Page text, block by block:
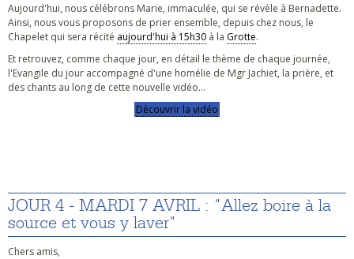
Aujourd'hui, nous célébrons Marie, immaculée, qui se révèle à Bernadette.
Ainsi, nous vous proposons de prier ensemble, depuis chez nous, le
Chapelet qui sera récité aujourd'hui à 15h30 à la Grotte.
Et retrouvez, comme chaque jour, en détail le thème de chaque journée,
l'Evangile du jour accompagné d'une homélie de Mgr Jachiet, la prière, et
des chants au long de cette nouvelle vidéo...
Découvrir la vidéo
JOUR 4 - MARDI 7 AVRIL : "Allez boire à la
source et vous y laver"
Chers amis,